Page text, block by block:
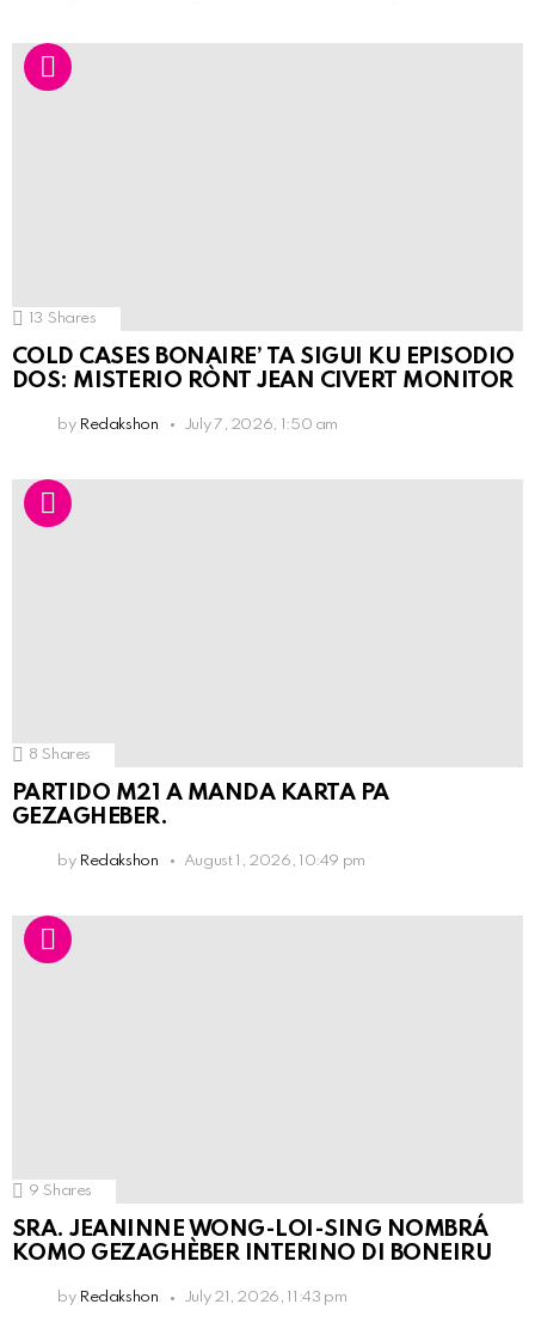
13 Shares
COLD CASES BONAIRE’ TA SIGUI KU EPISODIO
DOS: MISTERIO RÒNT JEAN CIVERT MONITOR
by Redakshon July 7, 2026, 1:50 am
8 Shares
PARTIDO M21 A MANDA KARTA PA
GEZAGHEBER.
by Redakshon August 1, 2026, 10:49 pm
9 Shares
SRA. JEANINNE WONG-LOI-SING NOMBRÁ
KOMO GEZAGHÈBER INTERINO DI BONEIRU
by Redakshon July 21, 2026, 11:43 pm